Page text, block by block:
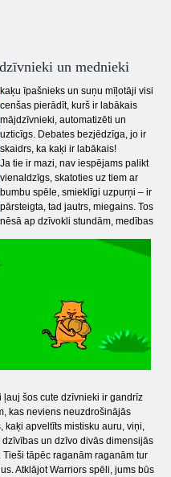
un mednieki
kaķu īpašnieks un suņu mīļotāji visi
cenšas pierādīt, kurš ir labākais
mājdzīvnieki, automatizēti un
uzticīgs. Debates bezjēdzīga, jo ir
skaidrs, ka kaķi ir labākais!
Ja tie ir mazi, nav iespējams palikt
vienaldzīgs, skatoties uz tiem ar
bumbu spēle, smieklīgi uzpurņi – ir
pārsteigta, tad jautrs, miegains. Tos
nēsā ap dzīvokli stundām, medības
šos cute dzīvnieki ir gandrīz
kas neviens neuzdrošinājās
kaķi apveltīts mistisku auru, viņi,
un dzīvo divās dimensijās
tāpēc raganām raganām tur
Atklājot Warriors spēli, jums būs